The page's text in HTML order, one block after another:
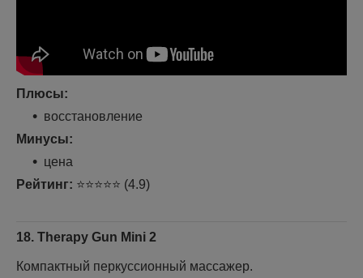
Плюсы:
восстановление
Минусы:
цена
Рейтинг: ⭐⭐⭐⭐⭐ (4.9)
18. Therapy Gun Mini 2
Компактный перкуссионный массажер.